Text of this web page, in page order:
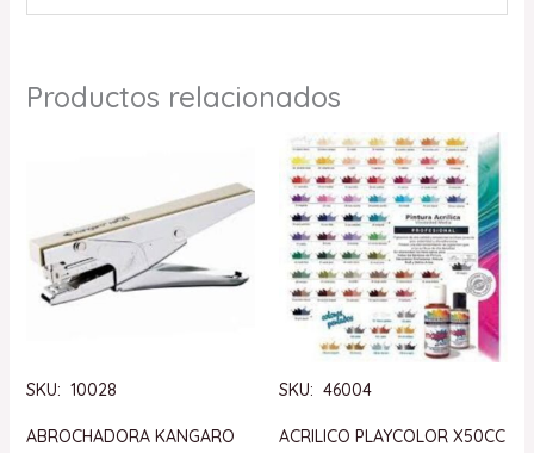
Productos relacionados
SKU: 10028
ABROCHADORA KANGARO
SKU: 46004
ACRILICO PLAYCOLOR X50CC